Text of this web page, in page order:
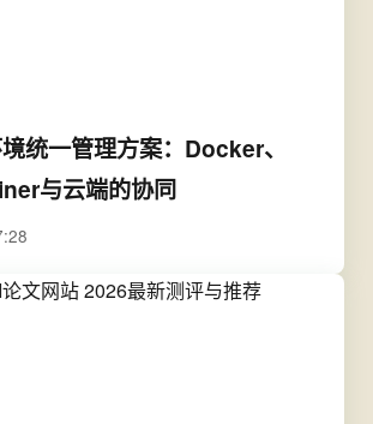
统一管理方案：Docker、
与云端的协同